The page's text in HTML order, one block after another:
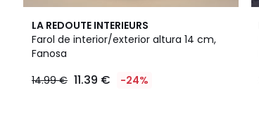
LA REDOUTE INTERIEURS
Farol de interior/exterior altura 14 cm,
Fanosa
€
14.99 € 11.39 € -24%
2,5
/ 5
3
Colores